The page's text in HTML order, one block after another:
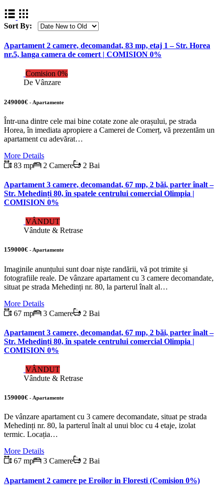
Sort By:
Apartament 2 camere, decomandat, 83 mp, etaj 1 – Str. Horea
nr.5, langa camera de comert | COMISION 0%
Comision 0%
De Vânzare
249000€ - Apartamente
Într-una dintre cele mai bine cotate zone ale orașului, pe strada
Horea, în imediata apropiere a Camerei de Comerț, vă prezentăm un
apartament cu adevărat…
More Details
83 mp
2 Camere 2 Bai
Apartament 3 camere, decomandat, 67 mp, 2 băi, parter înalt –
Str. Mehedinți 80, în spatele centrului comercial Olimpia |
COMISION 0%
VÂNDUT
Vândute & Retrase
159000€ - Apartamente
Imaginile anunțului sunt doar niște randării, vă pot trimite și
fotografiile reale. De vânzare apartament cu 3 camere decomandate,
situat pe strada Mehedinți nr. 80, la parterul înalt al…
More Details
67 mp
3 Camere 2 Bai
Apartament 3 camere, decomandat, 67 mp, 2 băi, parter înalt –
Str. Mehedinți 80, în spatele centrului comercial Olimpia |
COMISION 0%
VÂNDUT
Vândute & Retrase
159000€ - Apartamente
De vânzare apartament cu 3 camere decomandate, situat pe strada
Mehedinți nr. 80, la parterul înalt al unui bloc cu 4 etaje, izolat
termic. Locația…
More Details
67 mp
3 Camere 2 Bai
Apartament 2 camere pe Eroilor in Floresti (Comision 0%)